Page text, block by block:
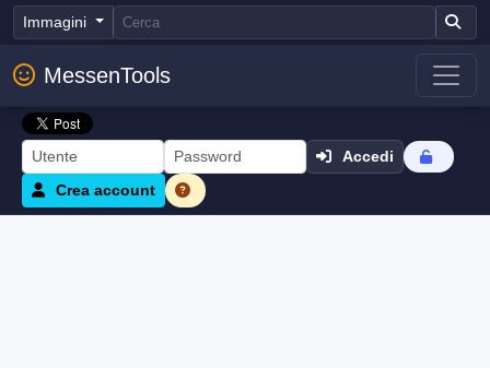
Immagini
MessenTools
Accedi
Crea account